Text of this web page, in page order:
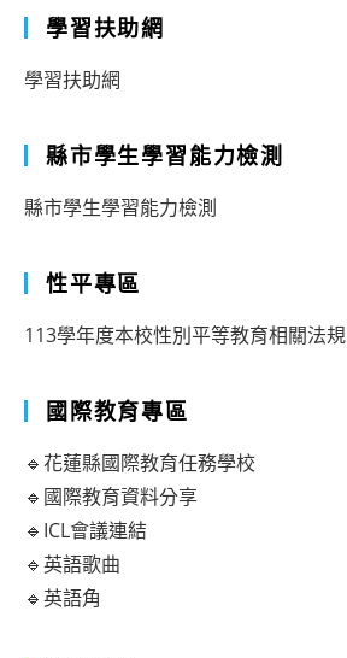
學習扶助網
學習扶助網
縣市學生學習能力檢測
縣市學生學習能力檢測
性平專區
113學年度本校性別平等教育相關法規
國際教育專區
🔹花蓮縣國際教育任務學校
🔹國際教育資料分享
🔹ICL會議連結
🔹英語歌曲
🔹英語角